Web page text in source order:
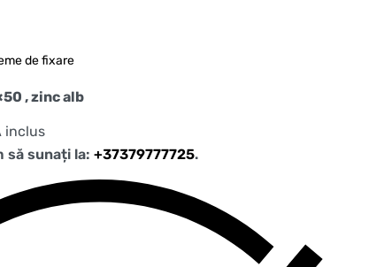
de fixare
, zinc alb
inclus
să sunați la: +37379777725.